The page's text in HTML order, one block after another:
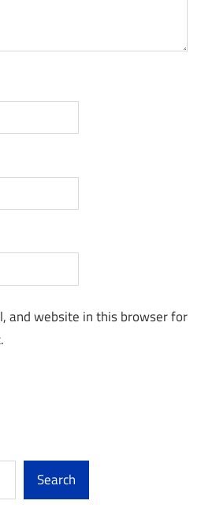
and website in this browser for
Search